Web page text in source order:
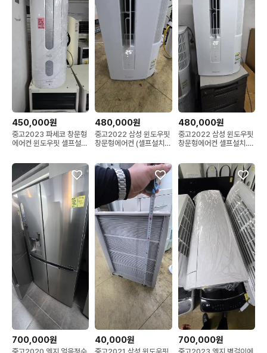
450,000원
중고2023 파세코 창문형
에어컨 윈도우핏 셀프설치
480,000원
중고2022 삼성 윈도우핏
창문형에어컨 (셀프설치)
480,000원
중고2022 삼성 윈도우핏
창문형에어컨 셀프설치.키
700,000원 40,000원 700,000원